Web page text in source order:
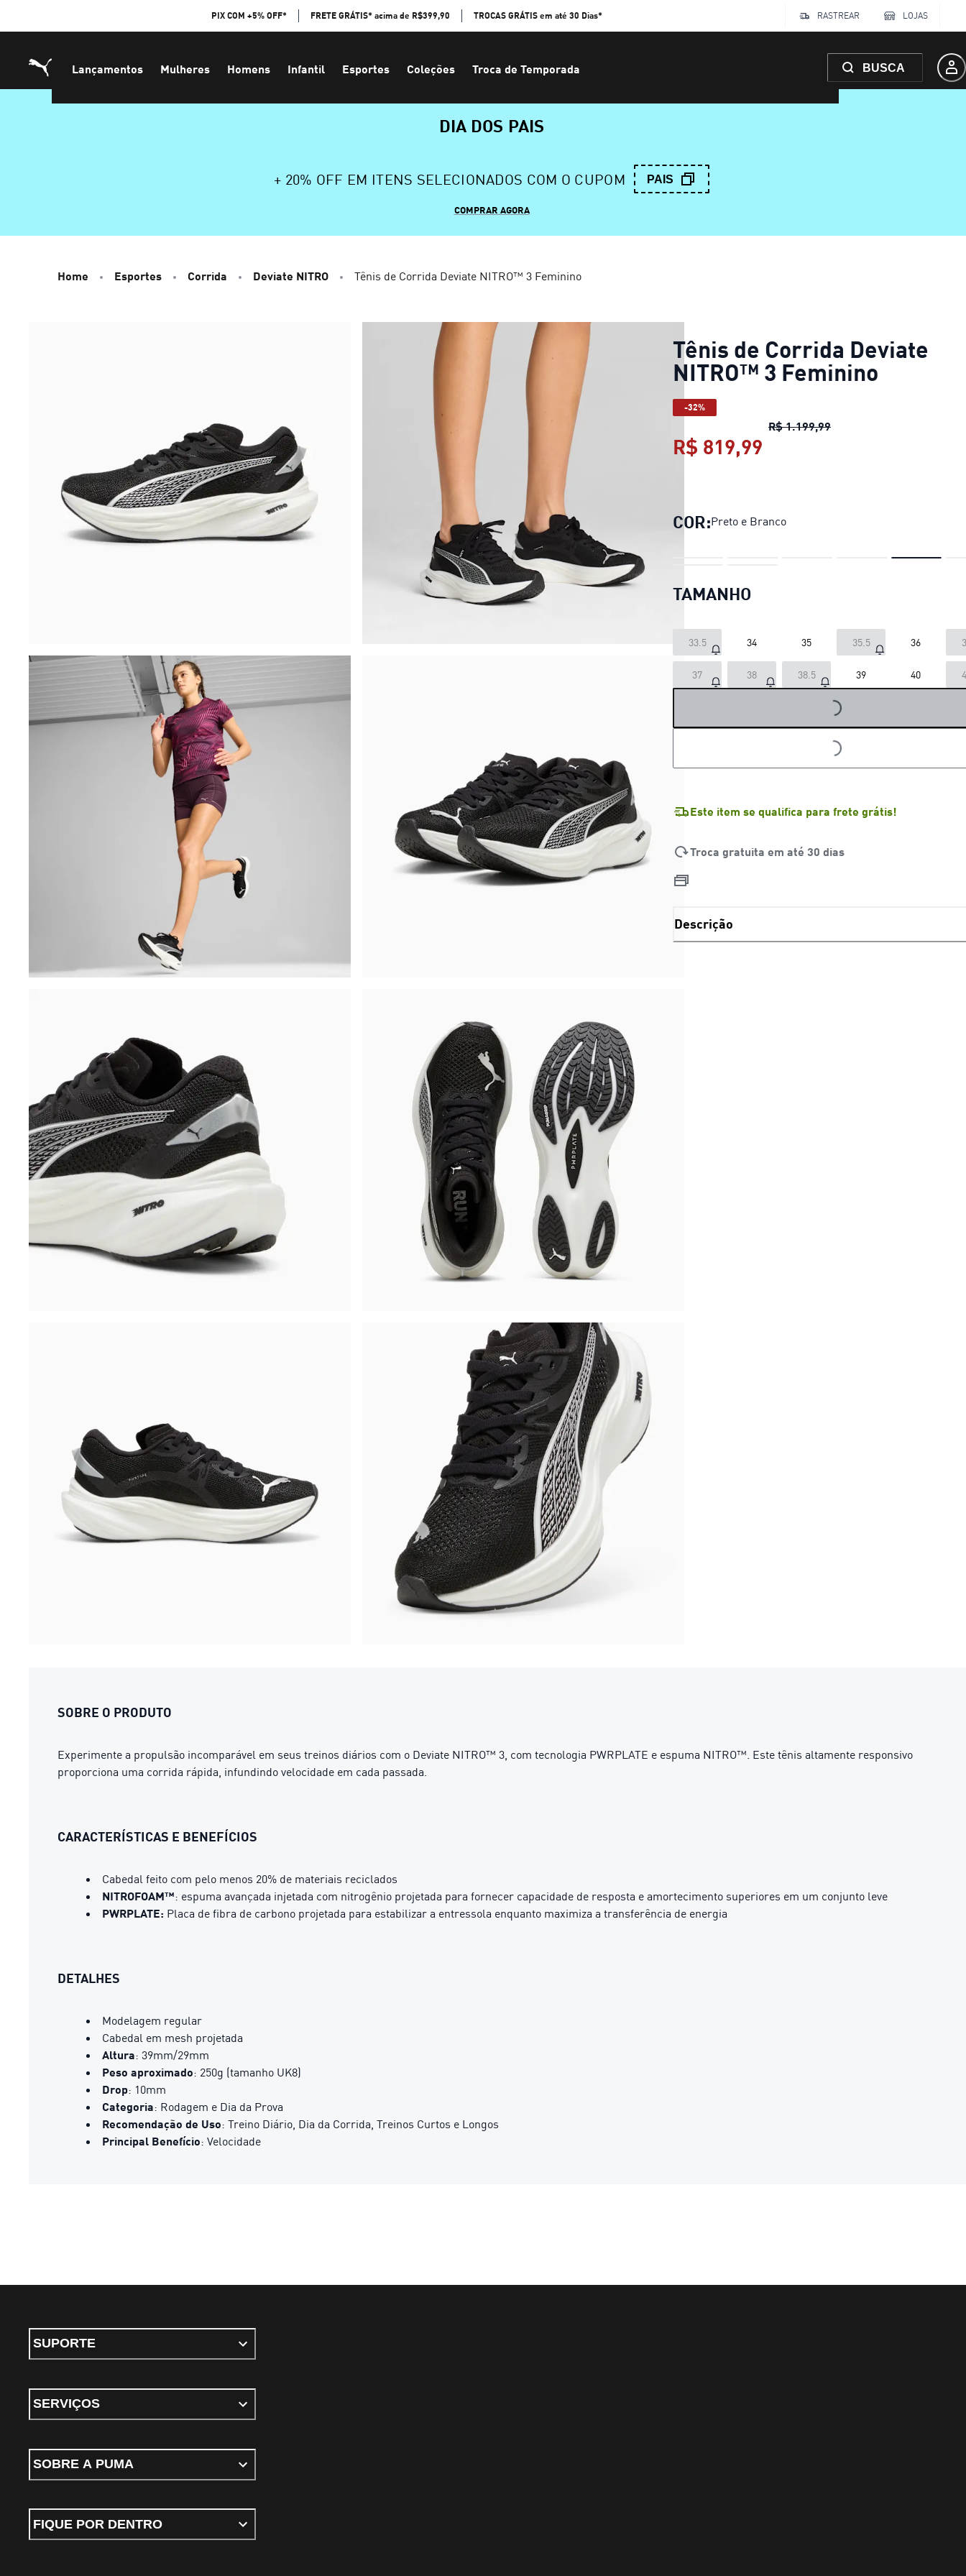
PIX COM +5% OFF* FRETE GRÁTIS* acima de R$399,90 TROCAS GRÁTIS em até 30 Dias* RASTREAR LOJAS
Lançamentos Mulheres Homens Infantil Esportes Coleções Troca de Temporada BUSCA
DIA DOS PAIS
+ 20% OFF EM ITENS SELECIONADOS COM O CUPOM PAIS
COMPRAR AGORA
Home Esportes Corrida Deviate NITRO Tênis de Corrida Deviate NITRO™ 3 Feminino
Tênis de Corrida Deviate
NITRO™ 3 Feminino
-32%
R$ 1.199,99Tênis de Corrida Deviate
R$ 819,99
COR:Preto e Branco
TAMANHO
33.5 34 35 35.5 36
37 38 38.5 39 40
LOADING...
LOADING...
Este item se qualifica para frete grátis!
Troca gratuita em até 30 dias
Descrição
SOBRE O PRODUTO
Experimente a propulsão incomparável em seus treinos diários com o Deviate NITRO™ 3, com tecnologia PWRPLATE e espuma NITRO™. Este tênis altamente responsivo
proporciona uma corrida rápida, infundindo velocidade em cada passada.
CARACTERÍSTICAS E BENEFÍCIOS
Cabedal feito com pelo menos 20% de materiais reciclados
NITROFOAM™: espuma avançada injetada com nitrogênio projetada para fornecer capacidade de resposta e amortecimento superiores em um conjunto leve
PWRPLATE: Placa de fibra de carbono projetada para estabilizar a entressola enquanto maximiza a transferência de energia
DETALHES
Modelagem regular
Cabedal em mesh projetada
Altura: 39mm/29mm​
Peso aproximado: 250g (tamanho UK8)​
Drop: 10mm
Categoria: Rodagem e Dia da Prova
Recomendação de Uso: Treino Diário, Dia da Corrida, Treinos Curtos e Longos
Principal Benefício: Velocidade
SUPORTE
SERVIÇOS
SOBRE A PUMA
FIQUE POR DENTRO